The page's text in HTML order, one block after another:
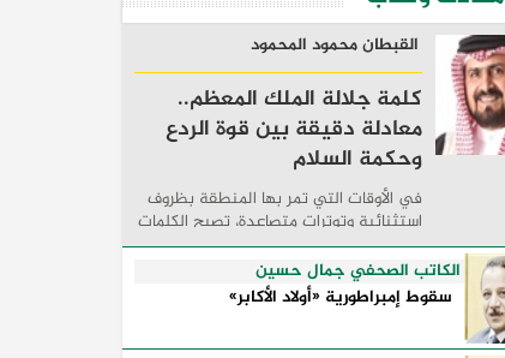
القبطان محمود المحمود
كلمة جلالة الملك المعظم..
معادلة دقيقة بين قوة الردع
وحكمة السلام
في الأوقات التي تمر بها المنطقة بظروف
استثنائية وتوترات متصاعدة، تصبح الكلمات
السياسية أكثر من مجرد مواقف معلنة؛ فهي
تكشف طريقة تفكير الدول، وكيفية إدارتها
للأزمات، والحدود التي تفصل بين القوة ...
الكاتب الصحفي جمال حسين
سقوط إمبراطورية «أولاد الأكابر»